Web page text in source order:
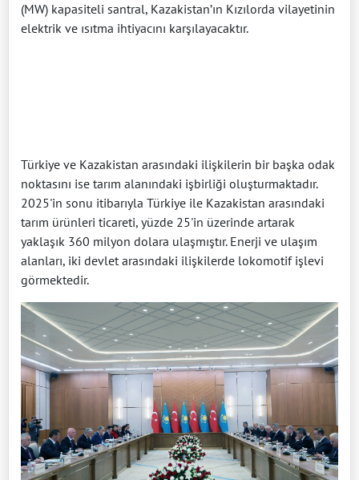
(MW) kapasiteli santral, Kazakistan’ın Kızılorda vilayetinin
elektrik ve ısıtma ihtiyacını karşılayacaktır.
Türkiye ve Kazakistan arasındaki ilişkilerin bir başka odak
noktasını ise tarım alanındaki işbirliği oluşturmaktadır.
2025'in sonu itibarıyla Türkiye ile Kazakistan arasındaki
tarım ürünleri ticareti, yüzde 25'in üzerinde artarak
yaklaşık 360 milyon dolara ulaşmıştır. Enerji ve ulaşım
alanları, iki devlet arasındaki ilişkilerde lokomotif işlevi
görmektedir.